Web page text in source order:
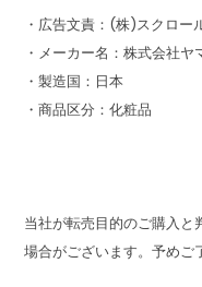
・広告文責：(株)スクロ
・メーカー名：株式会社ヤ
・製造国：日本
・商品区分：化粧品
当社が転売目的のご購入と
場合がございます。予めご